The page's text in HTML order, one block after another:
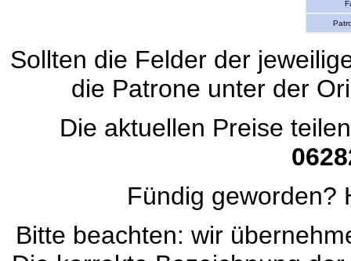
Sollten die Felder der
die Patrone unter der
Die aktuellen Preise
Fündig geworden?
Bitte beachten: wir